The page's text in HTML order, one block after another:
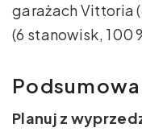
garażach Vittoria
(6 stanowisk, 100
Planuj z